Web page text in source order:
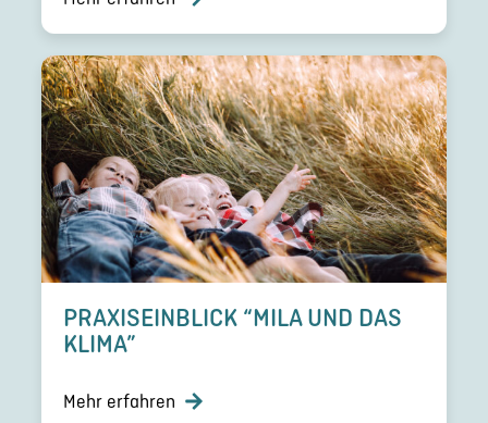
PRAXIS­EIN­BLICK “MILA UND DAS
KLIMA”
Mehr erfahren